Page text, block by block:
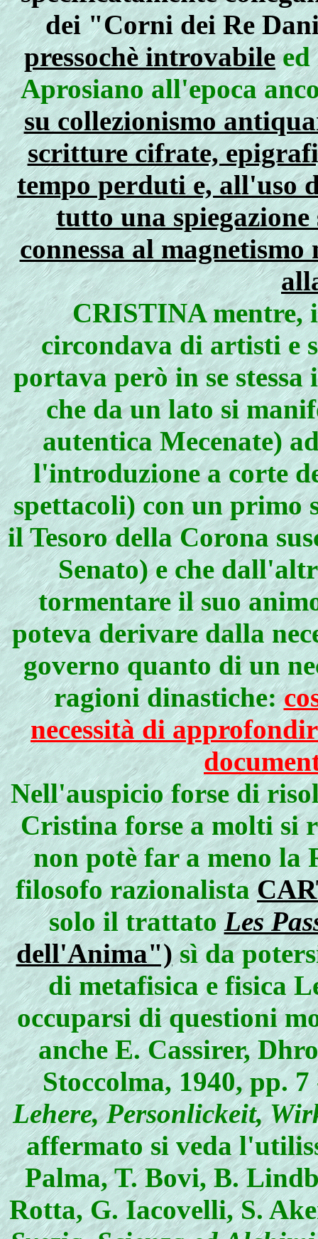
dei "Corni dei Re
pressochè introvabile
Aprosiano all'epoca
su collezionismo
scritture cifrate,
tempo perduti e, all'uso
tutto una
connessa al
CRISTINA mentre,
circondava di artisti e
portava però in se
che da un lato si
autentica Mecenate)
l'introduzione a corte
spettacoli) con un primo
il Tesoro della Corona
Senato) e che
tormentare il suo
poteva derivare dalla
governo quanto di un
ragioni dinastiche:
necessità di
Nell'auspicio forse di
Cristina forse a molti si
non potè far a meno la
filosofo razionalista
solo il trattatoLes
dell'Anima")sì da
di metafisica e fisica
occuparsi di questioni
anche E. Cassirer,
Stoccolma, 1940, pp.
Lehere, Personlickeit,
affermato si veda
Palma, T. Bovi, B.
Rotta, G. Iacovelli, S.